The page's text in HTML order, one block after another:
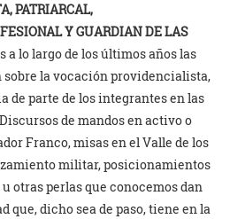
PATRIARCAL,
Y GUARDIAN DE LAS
a lo largo de los últimos años las
la vocación providencialista,
de parte de los integrantes en las
de mandos en activo o
Franco, misas en el Valle de los
militar, posicionamientos
otras perlas que conocemos dan
que, dicho sea de paso, tiene en la